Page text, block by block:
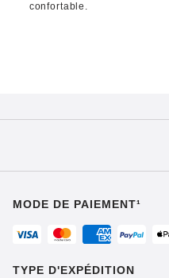
confortable.
MODE DE PAIEMENT¹
TYPE D'EXPÉDITION